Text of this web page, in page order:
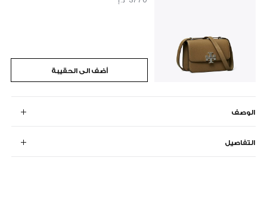
أضف الى الحقيبة
الوصف
التفاصيل